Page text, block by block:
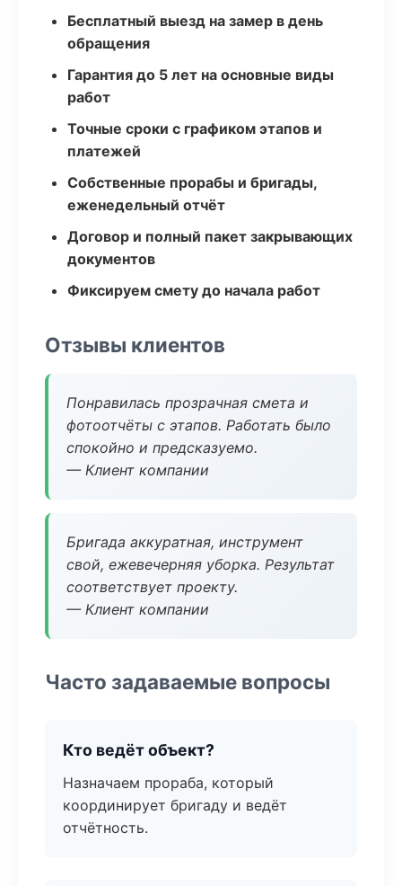
Бесплатный выезд на замер в день
обращения
Гарантия до 5 лет на основные виды
работ
Точные сроки с графиком этапов и
платежей
Собственные прорабы и бригады,
еженедельный отчёт
Договор и полный пакет закрывающих
документов
Фиксируем смету до начала работ
Отзывы клиентов
Понравилась прозрачная смета и
фотоотчёты с этапов. Работать было
спокойно и предсказуемо.
— Клиент компании
Бригада аккуратная, инструмент
свой, ежевечерняя уборка. Результат
соответствует проекту.
— Клиент компании
Часто задаваемые вопросы
Кто ведёт объект?
Назначаем прораба, который
координирует бригаду и ведёт
отчётность.